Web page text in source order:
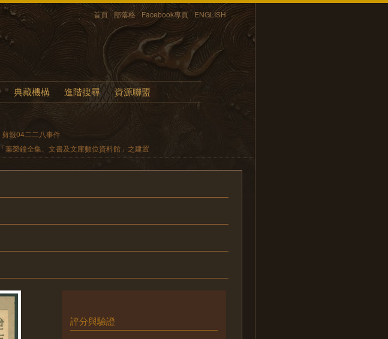
首頁 部落格 Facebook專頁 ENGLISH
典藏機構 進階搜尋 資源聯盟
剪報04二二八事件
「葉榮鐘全集、文書及文庫數位資料館」之建置
評分與驗證